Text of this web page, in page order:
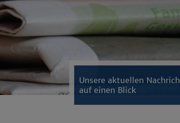
Unsere aktuellen
auf einen Blick